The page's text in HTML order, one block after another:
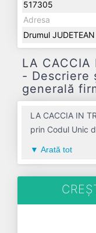
517305
Adresa
Drumul
LA CACCIA
- Descriere
generală
LA CACCIA IN
prin Codul Unic
recreationale si
7721. Cu sediul
contribuție
Arată tot